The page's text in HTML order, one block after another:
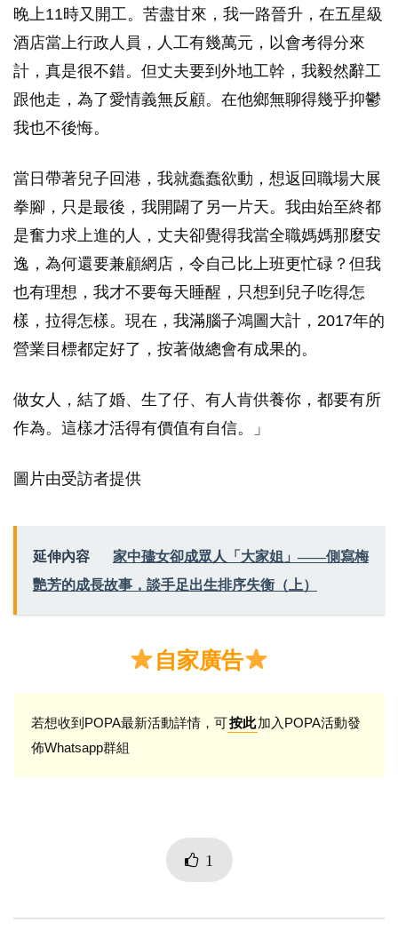
晚上11時又開工。苦盡甘來，我一路晉升，在五星級
酒店當上行政人員，人工有幾萬元，以會考得分來
計，真是很不錯。但丈夫要到外地工幹，我毅然辭工
跟他走，為了愛情義無反顧。在他鄉無聊得幾乎抑鬱
我也不後悔。
當日帶著兒子回港，我就蠢蠢欲動，想返回職場大展
拳腳，只是最後，我開闢了另一片天。我由始至終都
是奮力求上進的人，丈夫卻覺得我當全職媽媽那麼安
逸，為何還要兼顧網店，令自己比上班更忙碌？但我
也有理想，我才不要每天睡醒，只想到兒子吃得怎
樣，拉得怎樣。現在，我滿腦子鴻圖大計，2017年的
營業目標都定好了，按著做總會有成果的。
做女人，結了婚、生了仔、有人肯供養你，都要有所
作為。這樣才活得有價值有自信。」
圖片由受訪者提供
延伸內容
家中孻女卻成眾人「大家姐」——側寫梅
艷芳的成長故事，談手足出生排序失衡（上）
自家廣告
若想收到POPA最新活動詳情，可按此加入POPA活動發
佈Whatsapp群組
1